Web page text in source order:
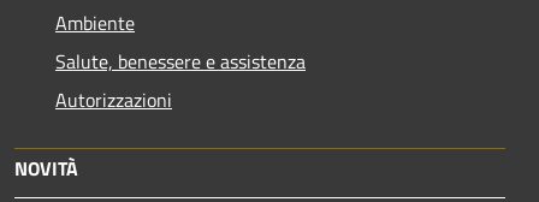
Ambiente
Salute, benessere e assistenza
Autorizzazioni
NOVITÀ